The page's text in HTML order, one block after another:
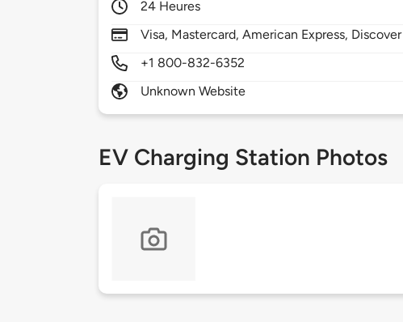
24 Heures
Visa, Mastercard, American Express, Discover
+1 800-832-6352
Unknown Website
EV Charging Station Photos